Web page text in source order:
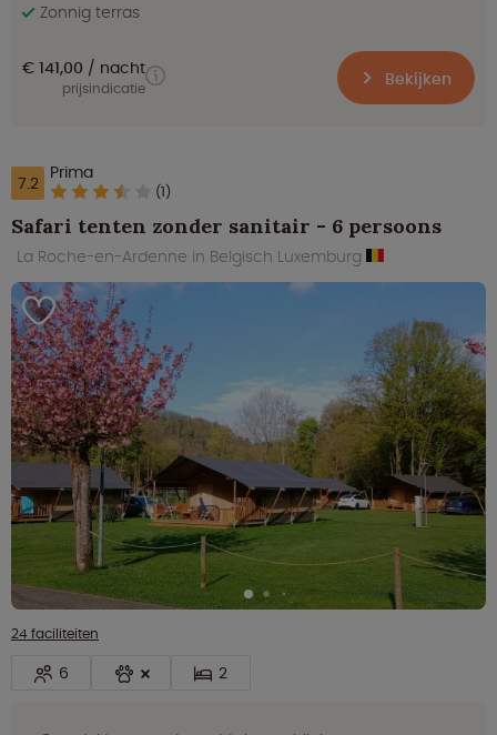
Zonnig terras
€ 141,00 nacht
prijsindicatie Bekijken
7.2 Prima
(1)
Safari tenten zonder sanitair - 6 persoons
La Roche-en-Ardenne in Belgisch Luxemburg
24 faciliteiten
6 2